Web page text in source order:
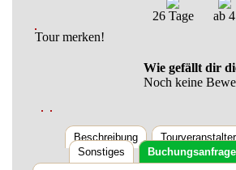
Tour merken!
26 Tage ab 4
Wie gefällt dir
Noch keine
Beschreibung Tourveranstalter
Sonstiges
Buchungsanfrage